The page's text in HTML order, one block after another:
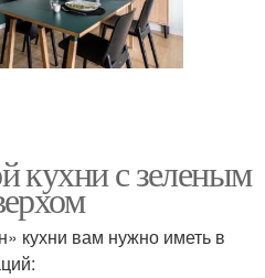
кухни с зеленым
кухни вам нужно иметь в